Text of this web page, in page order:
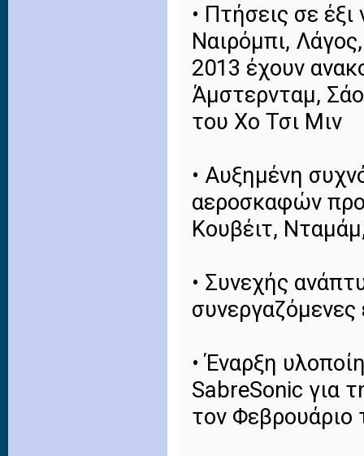
• Πτήσεις σε
Ναιρόμπι,
2013 έχουν
Άμστερνταμ,
του Χο Τσι Μιν
• Αυξημένη
αεροσκαφών
Κουβέιτ,
• Συνεχής
συνεργαζόμενες
• Έναρξη
SabreSonic για
τον Φεβρουάριο